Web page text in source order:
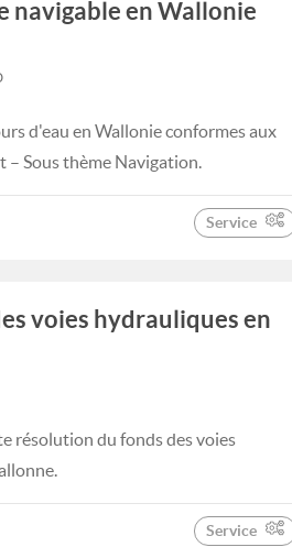
navigable en Wallonie
d'eau en Wallonie conformes aux
– Sous thème Navigation.
Service
voies hydrauliques en
résolution du fonds des voies
Service